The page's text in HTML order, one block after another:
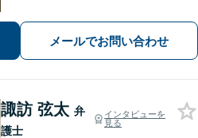
【離婚問題】不貞慰謝料の請求する側
／された側、双方に対応【弁護士歴10
メールでお問い合わせ
諏訪 弦太 弁
護士
インタビューを
見る